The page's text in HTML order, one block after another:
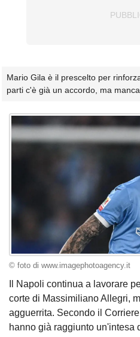
Mario Gila è il prescelto per
parti c'è già un accordo, ma
© foto di www.imagephotoagency.it
Il Napoli continua a lavorare
corte di Massimiliano Allegri,
agguerrita. Secondo il
hanno già raggiunto un'intesa